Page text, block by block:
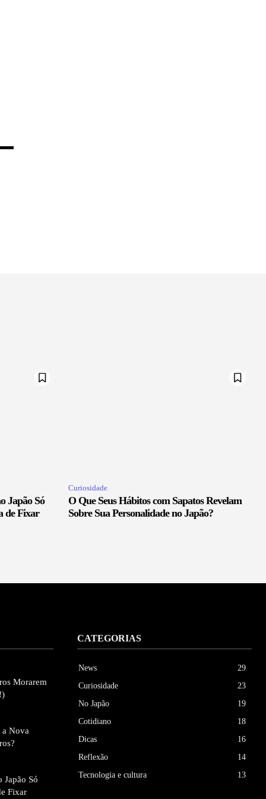
Japão Só
de Fixar
Curiosidade
O Que Seus Hábitos com Sapatos Revelam
Sobre Sua Personalidade no Japão?
Morarem
a Nova
Japão Só
Fixar
CATEGORIAS
News
29
Curiosidade
23
No Japão
19
Cotidiano
18
Dicas
16
Reflexão
14
Tecnologia e cultura
13